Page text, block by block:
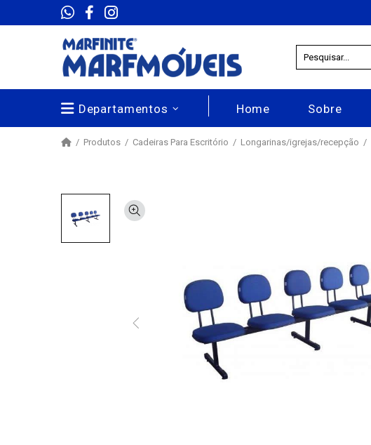
Departamentos Home Sobre
Produtos Cadeiras Para Escritório Longarinas/igrejas/recepção